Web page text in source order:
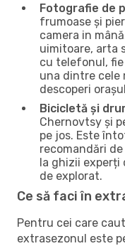
Fotografie de
frumoase și
camera in
uimitoare, arta
cu telefonul,
una dintre cele
descoperi
Bicicletă și
Chernovtsy și
pe jos. Este
recomandări
la ghizii experți
de explorat.
Ce să faci în
Pentru cei care
extrasezonul este